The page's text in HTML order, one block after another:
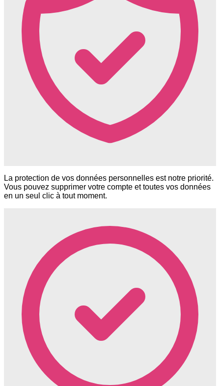
La protection de vos données personnelles est notre priorité.
Vous pouvez supprimer votre compte et toutes vos données
en un seul clic à tout moment.